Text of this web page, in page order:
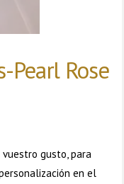
Pearl Rose
gusto, para
en el